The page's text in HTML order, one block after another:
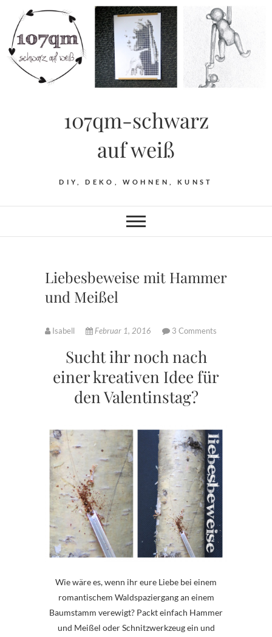
content
107qm-schwarz
auf weiß
DIY, DEKO, WOHNEN, KUNST
Liebesbeweise mit Hammer
und Meißel
Isabell Februar 1, 2016 3 Comments
Sucht ihr noch nach
einer kreativen Idee für
den Valentinstag?
Wie wäre es, wenn ihr eure Liebe bei einem
romantischem Waldspaziergang an einem
Baumstamm verewigt? Packt einfach Hammer
und Meißel oder Schnitzwerkzeug ein und